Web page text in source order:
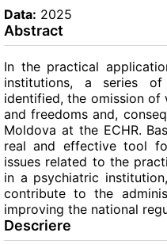
Data: 2025
Abstract
In the practical
institutions, a series of
identified, the omission of
and freedoms and,
Moldova at the ECHR.
real and effective tool
issues related to the
in a psychiatric
contribute to the
improving the national
Descriere